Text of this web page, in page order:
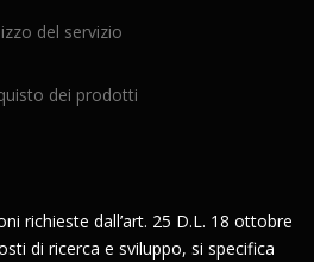
del servizio
dei prodotti
richieste dall’art. 25 D.L. 18 ottobre
di ricerca e sviluppo, si specifica